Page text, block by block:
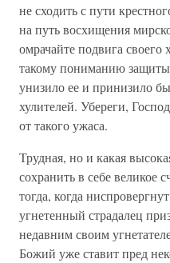
не сходить с пути
на путь восхищения
омрачайте подвига
такому пониманию
унизило ее и принизило
хулителей. Убереги,
от такого ужаса.
Трудная, но и какая
сохранить в себе великое
тогда, когда
угнетенный страдалец
недавним своим
Божий уже ставит пред